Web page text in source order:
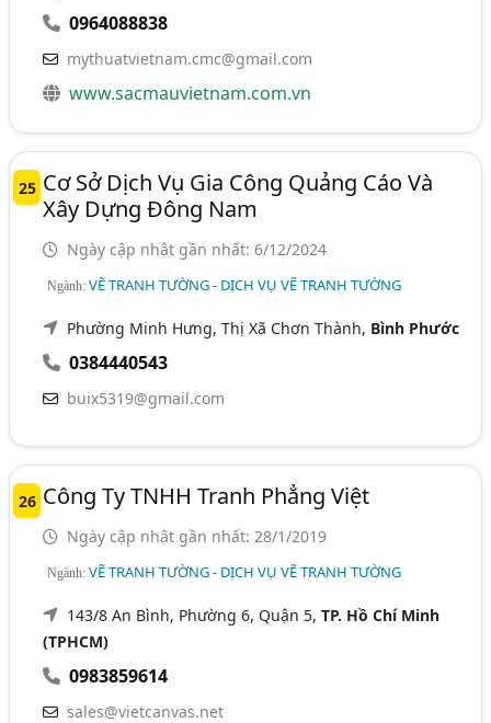
0964088838
mythuatvietnam.cmc@gmail.com
www.sacmauvietnam.com.vn
25 Cơ Sở Dịch Vụ Gia Công Quảng Cáo Và
Xây Dựng Đông Nam
Ngày cập nhật gần nhất: 6/12/2024
Ngành:VẼ TRANH TƯỜNG - DỊCH VỤ VẼ TRANH TƯỜNG
Phường Minh Hưng, Thị Xã Chơn Thành, Bình Phước
0384440543
buix5319@gmail.com
26 Công Ty TNHH Tranh Phẳng Việt
Ngày cập nhật gần nhất: 28/1/2019
Ngành:VẼ TRANH TƯỜNG - DỊCH VỤ VẼ TRANH TƯỜNG
143/8 An Bình, Phường 6, Quận 5,TP. Hồ Chí Minh
(TPHCM)
0983859614
sales@vietcanvas.net